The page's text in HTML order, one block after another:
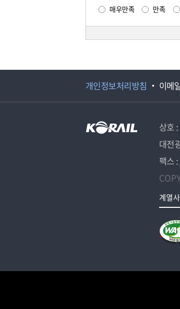
매우만족 만족
개인정보처리방침 이메
상호
대전
팩스
계열사